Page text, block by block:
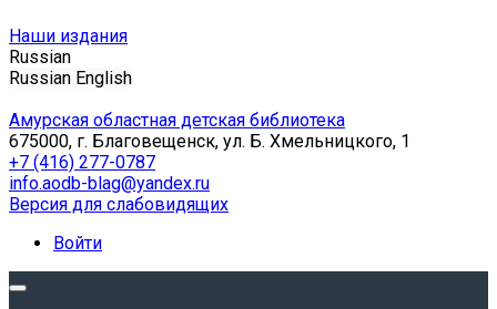
Наши издания
Russian
Russian English
Амурская областная детская библиотека
675000, г. Благовещенск, ул. Б. Хмельницкого, 1
+7 (416) 277-0787
info.aodb-blag@yandex.ru
Версия для слабовидящих
Войти